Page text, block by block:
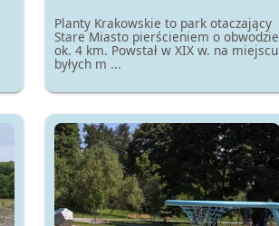
Planty Krakowskie to park otaczający
Stare Miasto pierścieniem o obwodzie
ok. 4 km. Powstał w XIX w. na miejscu
byłych m ...